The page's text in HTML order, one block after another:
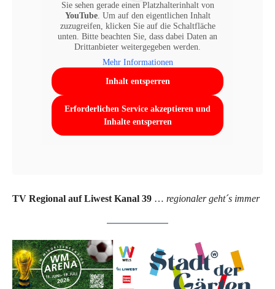
Sie sehen gerade einen Platzhalterinhalt von
YouTube. Um auf den eigentlichen Inhalt
zuzugreifen, klicken Sie auf die Schaltfläche
unten. Bitte beachten Sie, dass dabei Daten an
Drittanbieter weitergegeben werden.
Mehr Informationen
Inhalt entsperren
Erforderlichen Service akzeptieren und
Inhalte entsperren
TV Regional auf Liwest Kanal 39 … regionaler geht´s immer